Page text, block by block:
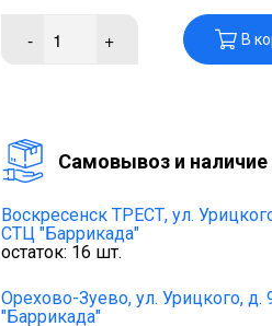
- + В
Cамовывоз и наличие
Воскресенск ТРЕСТ, ул.
СТЦ "Баррикада"
остаток: 16 шт.
Орехово-Зуево, ул. Урицкого,
"Баррикада"